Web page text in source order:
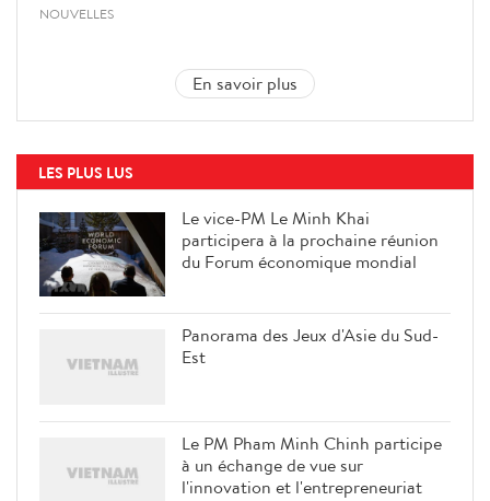
NOUVELLES
En savoir plus
LES PLUS LUS
Le vice-PM Le Minh Khai
participera à la prochaine réunion
du Forum économique mondial
Panorama des Jeux d'Asie du Sud-
Est
Le PM Pham Minh Chinh participe
à un échange de vue sur
l'innovation et l'entrepreneuriat